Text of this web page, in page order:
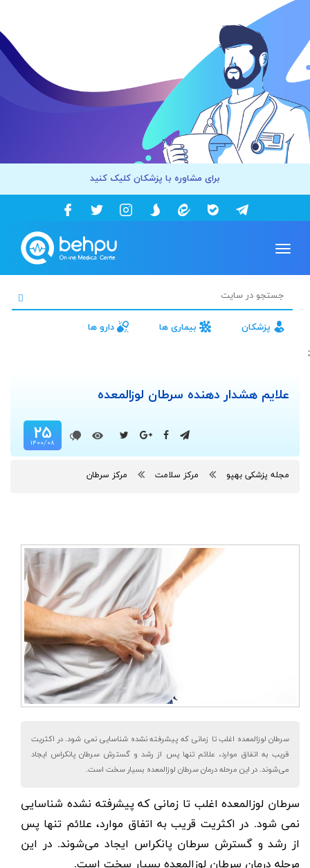
برای مشاوره با پزشکان کلیک کنید
Toggle
پزشکان بیماری ها دارو ها
;
علایم هشدار دهنده سرطان لوزالمعده
۲۵
۱۴۰۰/۰۸
مجله پزشکی بهپو مرکز سلامت مرکز سرطان
سرطان لوزالمعده اغلب تا زمانی که پیشرفته نشده شناسایی نمی شود. در اکثریت
قریب به اتفاق موارد، علائم تنها پس از رشد و گسترش سرطان پانکراس ایجاد
می‌شوند. در این مرحله درمان سرطان لوزالمعده بسیار سخت است.
سرطان لوزالمعدهاغلب تا زمانی که پیشرفته نشده شناسایی
نمی شود. در اکثریت قریب به اتفاق موارد، علائم تنها پس
از رشد و گسترش سرطان پانکراس ایجاد می‌شوند. در این
مرحله درمان سرطان لوزالمعده بسیار سخت است.